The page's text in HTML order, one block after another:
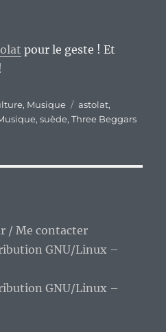
pour le geste ! Et
, Musique Étiquettes
astolat,
,suède,Three Beggars
/ Me contacter
GNU/Linux –
GNU/Linux –